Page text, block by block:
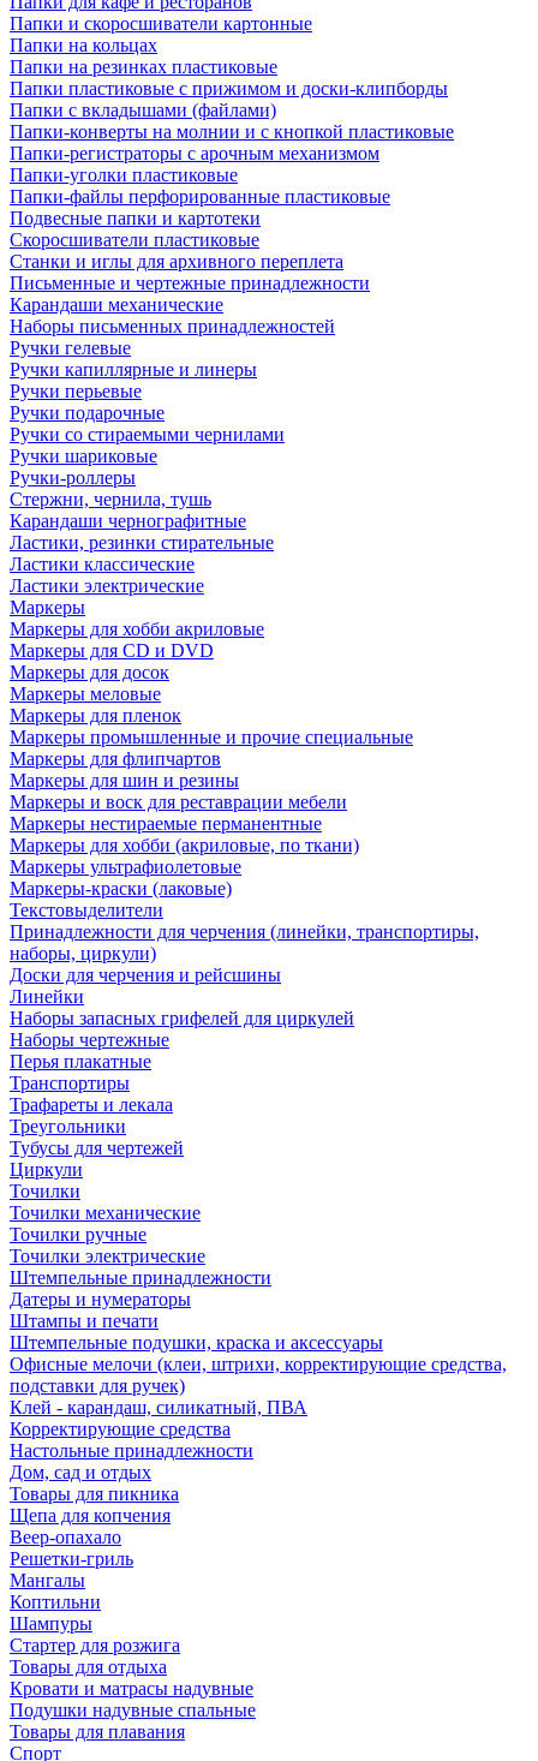
Папки и скоросшиватели картонные
Папки на кольцах
Папки на резинках пластиковые
Папки пластиковые с прижимом и доски-клипборды
Папки с вкладышами (файлами)
Папки-конверты на молнии и с кнопкой пластиковые
Папки-регистраторы с арочным механизмом
Папки-уголки пластиковые
Папки-файлы перфорированные пластиковые
Подвесные папки и картотеки
Скоросшиватели пластиковые
Станки и иглы для архивного переплета
Письменные и чертежные принадлежности
Карандаши механические
Наборы письменных принадлежностей
Ручки гелевые
Ручки капиллярные и линеры
Ручки перьевые
Ручки подарочные
Ручки со стираемыми чернилами
Ручки шариковые
Ручки-роллеры
Стержни, чернила, тушь
Карандаши чернографитные
Ластики, резинки стирательные
Ластики классические
Ластики электрические
Маркеры
Маркеры для хобби акриловые
Маркеры для CD и DVD
Маркеры для досок
Маркеры меловые
Маркеры для пленок
Маркеры промышленные и прочие специальные
Маркеры для флипчартов
Маркеры для шин и резины
Маркеры и воск для реставрации мебели
Маркеры нестираемые перманентные
Маркеры для хобби (акриловые, по ткани)
Маркеры ультрафиолетовые
Маркеры-краски (лаковые)
Текстовыделители
Принадлежности для черчения (линейки, транспортиры,
наборы, циркули)
Доски для черчения и рейсшины
Линейки
Наборы запасных грифелей для циркулей
Наборы чертежные
Перья плакатные
Транспортиры
Трафареты и лекала
Треугольники
Тубусы для чертежей
Циркули
Точилки
Точилки механические
Точилки ручные
Точилки электрические
Штемпельные принадлежности
Датеры и нумераторы
Штампы и печати
Штемпельные подушки, краска и аксессуары
Офисные мелочи (клеи, штрихи, корректирующие средства,
подставки для ручек)
Клей - карандаш, силикатный, ПВА
Корректирующие средства
Настольные принадлежности
Дом, сад и отдых
Товары для пикника
Щепа для копчения
Веер-опахало
Решетки-гриль
Мангалы
Коптильни
Шампуры
Стартер для розжига
Товары для отдыха
Кровати и матрасы надувные
Подушки надувные спальные
Товары для плавания
Спорт